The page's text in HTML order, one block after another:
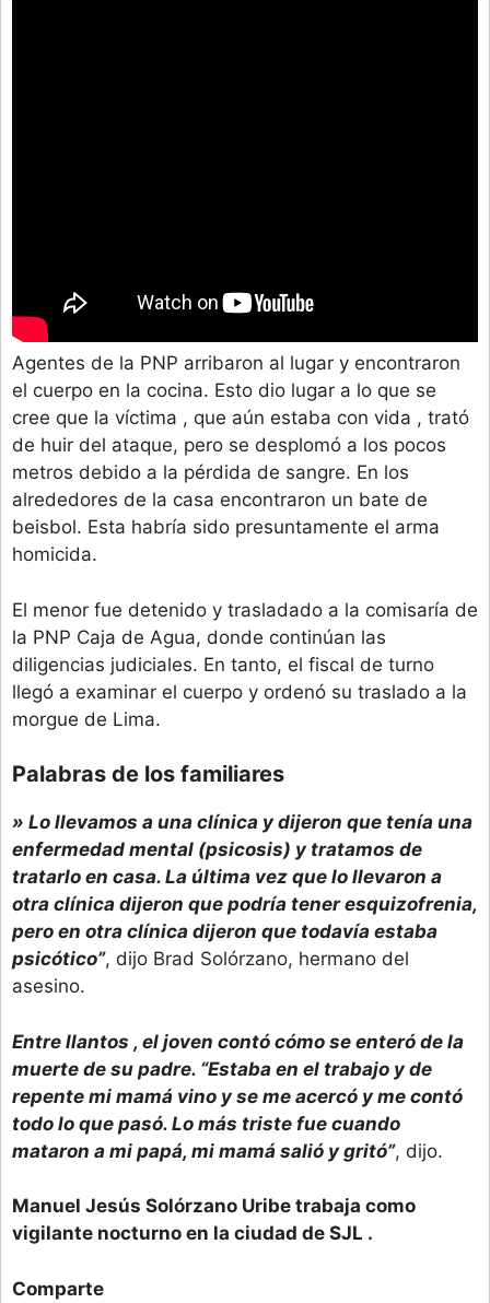
Agentes de la PNP arribaron al lugar y encontraron
el cuerpo en la cocina. Esto dio lugar a lo que se
cree que la víctima , que aún estaba con vida , trató
de huir del ataque, pero se desplomó a los pocos
metros debido a la pérdida de sangre. En los
alrededores de la casa encontraron un bate de
beisbol. Esta habría sido presuntamente el arma
homicida.
El menor fue detenido y trasladado a la comisaría de
la PNP Caja de Agua, donde continúan las
diligencias judiciales. En tanto, el fiscal de turno
llegó a examinar el cuerpo y ordenó su traslado a la
morgue de Lima.
Palabras de los familiares
» Lo llevamos a una clínica y dijeron que tenía una
enfermedad mental (psicosis) y tratamos de
tratarlo en casa. La última vez que lo llevaron a
otra clínica dijeron que podría tener esquizofrenia,
pero en otra clínica dijeron que todavía estaba
psicótico”, dijo Brad Solórzano, hermano del
asesino.
Entre llantos , el joven contó cómo se enteró de la
muerte de su padre. “Estaba en el trabajo y de
repente mi mamá vino y se me acercó y me contó
todo lo que pasó. Lo más triste fue cuando
mataron a mi papá, mi mamá salió y gritó”, dijo.
Manuel Jesús Solórzano Uribe trabaja como
vigilante nocturno en la ciudad de SJL .
Comparte